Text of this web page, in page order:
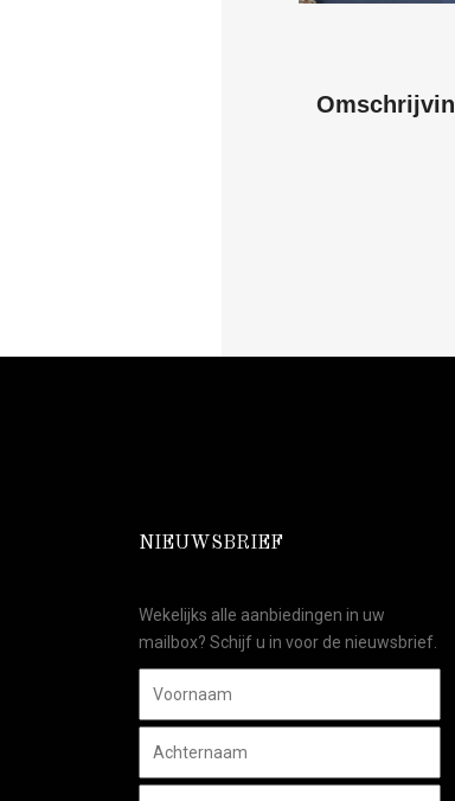
NIEUWSBRIEF
Wekelijks alle aanbiedingen in uw
mailbox? Schijf u in voor de nieuwsbrief.